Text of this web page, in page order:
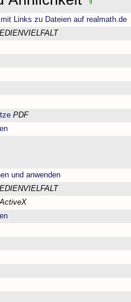
mit Links zu Dateien auf realmath.de
PDF
und anwenden
ActiveX